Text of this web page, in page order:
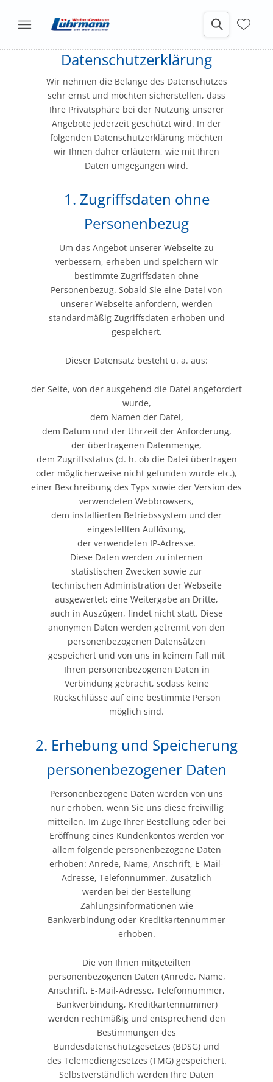
Datenschutzerklärung
Wir nehmen die Belange des Datenschutzes
sehr ernst und möchten sicherstellen, dass
Ihre Privatsphäre bei der Nutzung unserer
Angebote jederzeit geschützt wird. In der
folgenden Datenschutzerklärung möchten
wir Ihnen daher erläutern, wie mit Ihren
Daten umgegangen wird.
1. Zugriffsdaten ohne
Personenbezug
Um das Angebot unserer Webseite zu
verbessern, erheben und speichern wir
bestimmte Zugriffsdaten ohne
Personenbezug. Sobald Sie eine Datei von
unserer Webseite anfordern, werden
standardmäßig Zugriffsdaten erhoben und
gespeichert.
Dieser Datensatz besteht u. a. aus:
der Seite, von der ausgehend die Datei angefordert
wurde,
dem Namen der Datei,
dem Datum und der Uhrzeit der Anforderung,
der übertragenen Datenmenge,
dem Zugriffsstatus (d. h. ob die Datei übertragen
oder möglicherweise nicht gefunden wurde etc.),
einer Beschreibung des Typs sowie der Version des
verwendeten Webbrowsers,
dem installierten Betriebssystem und der
eingestellten Auflösung,
der verwendeten IP-Adresse.
Diese Daten werden zu internen
statistischen Zwecken sowie zur
technischen Administration der Webseite
ausgewertet; eine Weitergabe an Dritte,
auch in Auszügen, findet nicht statt. Diese
anonymen Daten werden getrennt von den
personenbezogenen Datensätzen
gespeichert und von uns in keinem Fall mit
Ihren personenbezogenen Daten in
Verbindung gebracht, sodass keine
Rückschlüsse auf eine bestimmte Person
möglich sind.
2. Erhebung und Speicherung
personenbezogener Daten
Personenbezogene Daten werden von uns
nur erhoben, wenn Sie uns diese freiwillig
mitteilen. Im Zuge Ihrer Bestellung oder bei
Eröffnung eines Kundenkontos werden vor
allem folgende personenbezogene Daten
erhoben: Anrede, Name, Anschrift, E-Mail-
Adresse, Telefonnummer. Zusätzlich
werden bei der Bestellung
Zahlungsinformationen wie
Bankverbindung oder Kreditkartennummer
erhoben.
Die von Ihnen mitgeteilten
personenbezogenen Daten (Anrede, Name,
Anschrift, E-Mail-Adresse, Telefonnummer,
Bankverbindung, Kreditkartennummer)
werden rechtmäßig und entsprechend den
Bestimmungen des
Bundesdatenschutzgesetzes (BDSG) und
des Telemediengesetzes (TMG) gespeichert.
Selbstverständlich werden Ihre Daten